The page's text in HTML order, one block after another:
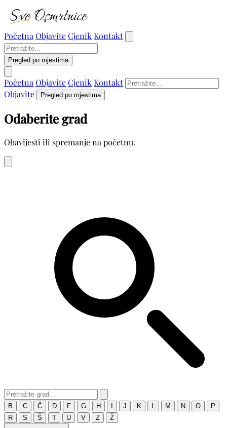
Početna ObjaviteCjenik Kontakt
Pregled po mjestima
Početna ObjaviteCjenik Kontakt
Objavite
Pregled po mjestima
Odaberite grad
Obavijesti ili spremanje na početnu.
B C Č D F G H J K M N O
P
R
S Š T U V Z Ž